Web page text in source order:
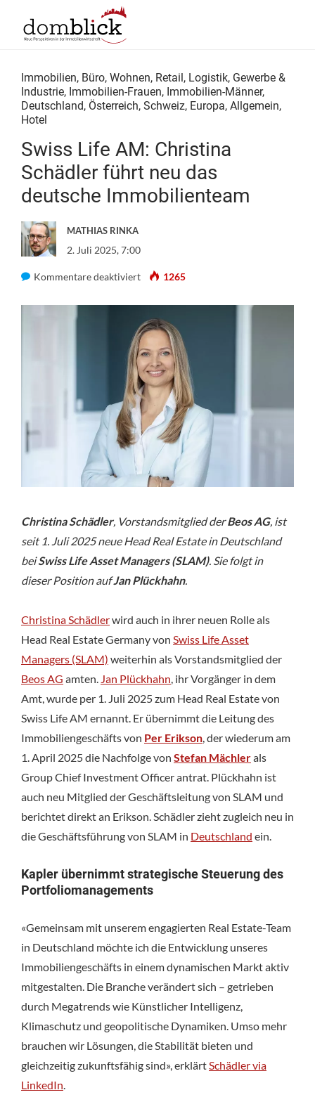
Immobilien, Büro, Wohnen, Retail, Logistik, Gewerbe &
Industrie, Immobilien-Frauen, Immobilien-Männer,
Deutschland, Österreich, Schweiz, Europa, Allgemein,
Hotel
Swiss Life AM: Christina
Schädler führt neu das
deutsche Immobilienteam
MATHIAS RINKA
2. Juli 2025, 7:00
Kommentare deaktiviertfür
AM:
Christina
Schädler
führt
neu
das
deutsche
Immobilienteam
1265
Christina Schädler, Vorstandsmitglied derBeos AG, ist
seit 1. Juli 2025 neue Head Real Estate in Deutschland
beiSwiss Life Asset Managers (SLAM). Sie folgt in
dieser Position aufJan Plückhahn.
Christina Schädlerwird auch in ihrer neuen Rolle als
Head Real Estate Germany von Swiss Life Asset
Managers (SLAM) weiterhin als Vorstandsmitglied der
Beos AG amten. Jan Plückhahn , ihr Vorgänger in dem
Amt, wurde per 1. Juli 2025 zum Head Real Estate von
Swiss Life AM ernannt. Er übernimmt die Leitung des
Immobiliengeschäfts von Per Erikson , der wiederum am
1. April 2025 die Nachfolge von Stefan Mächlerals
Group Chief Investment Officer antrat. Plückhahn ist
auch neu Mitglied der Geschäftsleitung von SLAM und
berichtet direkt an Erikson. Schädler zieht zugleich neu in
die Geschäftsführung von SLAM in Deutschland ein.
Kapler übernimmt strategische Steuerung des
Portfoliomanagements
«Gemeinsam mit unserem engagierten Real Estate-Team
in Deutschland möchte ich die Entwicklung unseres
Immobiliengeschäfts in einem dynamischen Markt aktiv
mitgestalten. Die Branche verändert sich – getrieben
durch Megatrends wie Künstlicher Intelligenz,
Klimaschutz und geopolitische Dynamiken. Umso mehr
brauchen wir Lösungen, die Stabilität bieten und
gleichzeitig zukunftsfähig sind», erklärt Schädler via
LinkedIn